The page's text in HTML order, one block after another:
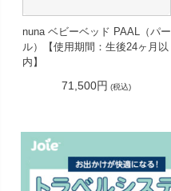
nuna ベビーベッド PAAL（パー
ル）【使用期間：生後24ヶ月以
内】
71,500円 (税込)